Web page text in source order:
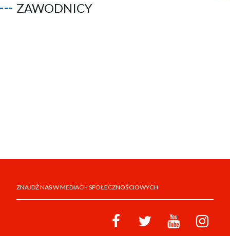
ZAWODNICY
ZNAJDŹ NAS W MEDIACH SPOŁECZNOŚCIOWYCH